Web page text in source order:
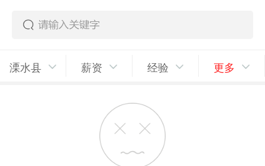
溧水县 薪资 经验 更多